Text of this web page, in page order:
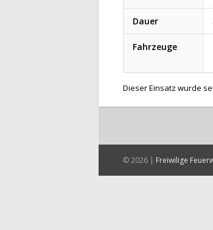
Dauer
Fahrzeuge
Dieser Einsatz wurde
© 2026 | Freiwilige